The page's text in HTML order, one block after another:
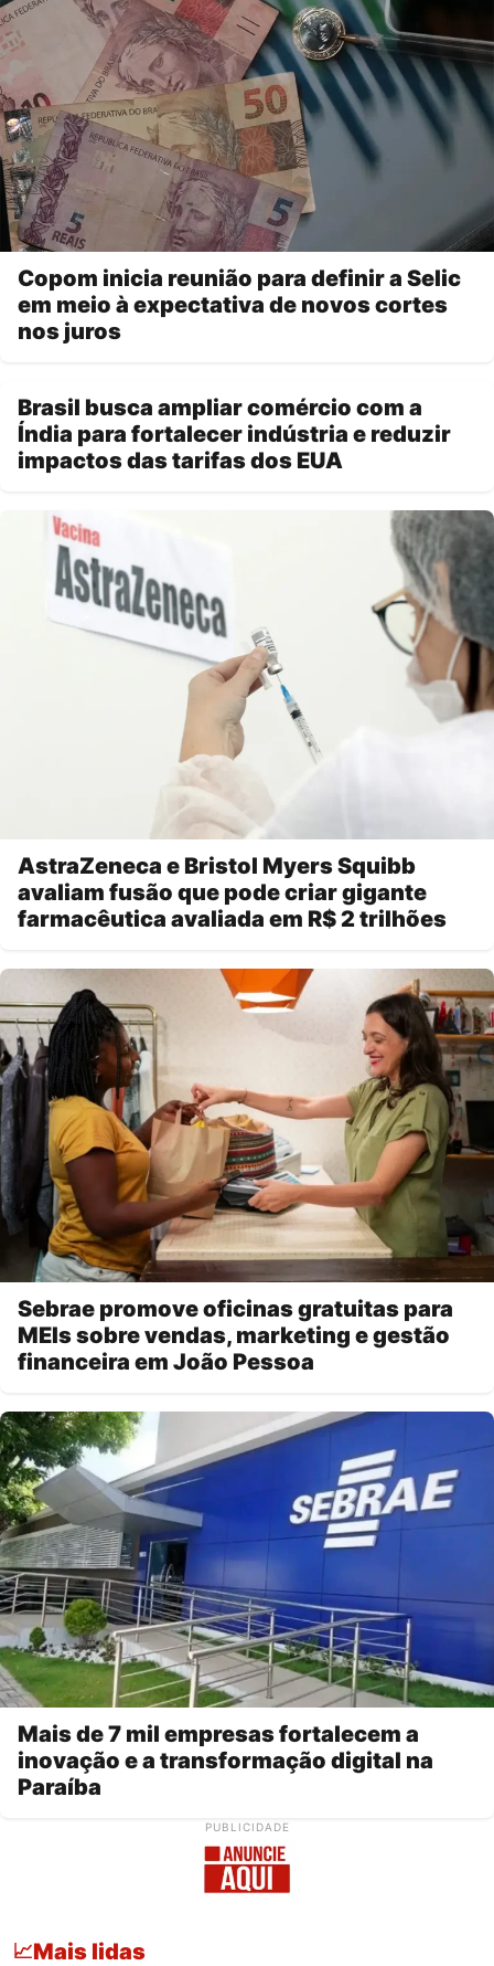
Copom inicia reunião para definir a Selic
em meio à expectativa de novos cortes
nos juros
Brasil busca ampliar comércio com a
Índia para fortalecer indústria e reduzir
impactos das tarifas dos EUA
AstraZeneca e Bristol Myers Squibb
avaliam fusão que pode criar gigante
farmacêutica avaliada em R$ 2 trilhões
Sebrae promove oficinas gratuitas para
MEIs sobre vendas, marketing e gestão
financeira em João Pessoa
Mais de 7 mil empresas fortalecem a
inovação e a transformação digital na
Paraíba
PUBLICIDADE
📈Mais lidas